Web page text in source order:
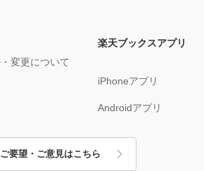
変更について
楽天ブックスアプリ
iPhoneアプリ
Androidアプリ
ご要望・ご意見はこちら